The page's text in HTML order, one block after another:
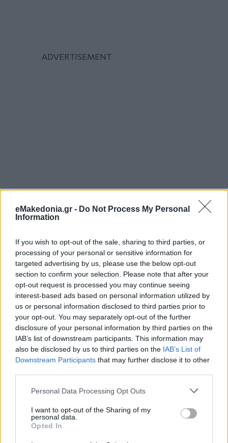
eMakedonia.gr - Do Not Process My Personal
Information
If you wish to opt-out of the sale, sharing to third parties, or
processing of your personal or sensitive information for
targeted advertising by us, please use the below opt-out
section to confirm your selection. Please note that after your
opt-out request is processed you may continue seeing
interest-based ads based on personal information utilized by
us or personal information disclosed to third parties prior to
your opt-out. You may separately opt-out of the further
disclosure of your personal information by third parties on the
IAB’s list of downstream participants. This information may
also be disclosed by us to third parties on the IAB’s List of
Downstream Participants that may further disclose it to other
Please note that this website/app uses one or more Google
not limited to your visit or usage behaviour. You may click to
grant or deny consent to Google and its third-party tags to
use your data for below specified purposes in below Google
Personal Data Processing Opt Outs
I want to opt-out of the Sharing of my
personal data.
Opted In